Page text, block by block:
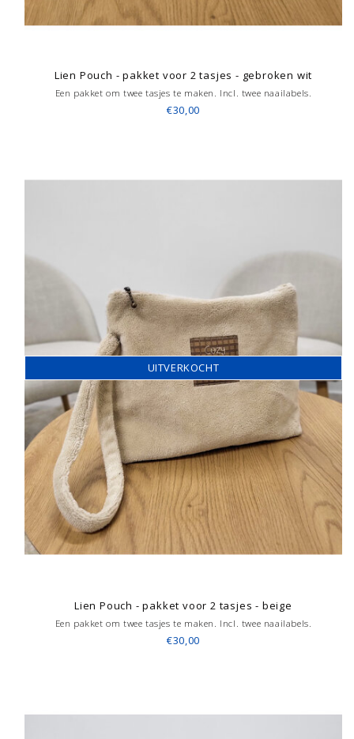
Lien Pouch - pakket voor 2 tasjes - gebroken wit
Een pakket om twee tasjes te maken. Incl. twee naailabels.
€30,00
UITVERKOCHT
Lien Pouch - pakket voor 2 tasjes - beige
Een pakket om twee tasjes te maken. Incl. twee naailabels.
€30,00